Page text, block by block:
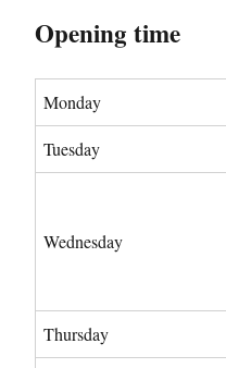
Opening time
Monday
Tuesday
Wednesday
Thursday